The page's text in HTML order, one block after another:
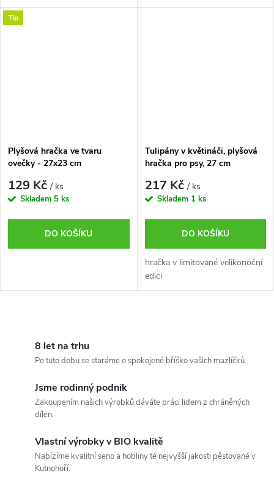
Tip
Plyšová hračka ve tvaru
ovečky - 27x23 cm
129 Kč/ ks
Skladem 5 ks
DO KOŠÍKU
Tulipány v květináči, plyšová
hračka pro psy, 27 cm
217 Kč/ ks
Skladem 1 ks
DO KOŠÍKU
hračka v limitované velikonoční
edici
8 let na trhu
Po tuto dobu se staráme o spokojené bříško vašich mazlíčků.
Jsme rodinný podnik
Zakoupením našich výrobků dáváte práci lidem z chráněných
dílen.
Vlastní výrobky v BIO kvalitě
Nabízíme kvalitní seno a hobliny té nejvyšší jakosti pěstované v
Kutnohoří.